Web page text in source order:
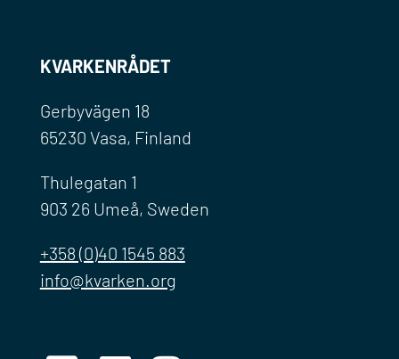
KVARKENRÅDET
Gerbyvägen 18
65230 Vasa, Finland
Thulegatan 1
903 26 Umeå, Sweden
+358 (0)40 1545 883
info@kvarken.org